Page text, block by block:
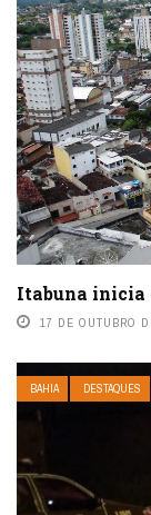
Itabuna inicia
17 DE OUTUBRO
BAHIA DESTAQUES